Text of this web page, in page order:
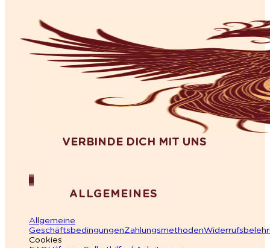
VERBINDE DICH MIT UNS
ALLGEMEINES
Allgemeine
GeschäftsbedingungenZahlungsmethoden
Cookies